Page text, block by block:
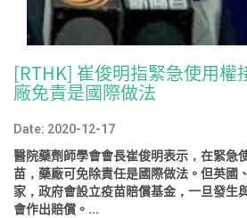
[RTHK] 崔俊明指緊急使用權
廠免責是國際做法
Date: 2020-12-17
醫院藥劑師學會會長崔俊明表示，在緊急
苗，藥廠可免除責任是國際做法。但英國
家，政府會設立疫苗賠償基金，一旦發生
會作出賠償。...